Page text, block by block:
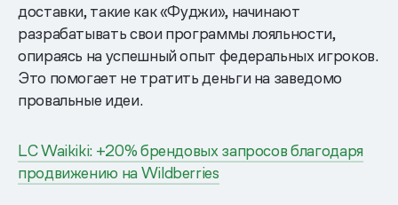
доставки, такие как «Фуджи», начинают
разрабатывать свои программы лояльности,
опираясь на успешный опыт федеральных игроков.
Это помогает не тратить деньги на заведомо
провальные идеи.
LC Waikiki: +20% брендовых запросов благодаря
продвижению на Wildberries